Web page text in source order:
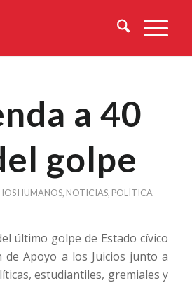
a 40
golpe
HUMANOS, NOTICIAS, POLÍTICA
último golpe de Estado cívico
de Apoyo a los Juicios junto a
estudiantiles, gremiales y